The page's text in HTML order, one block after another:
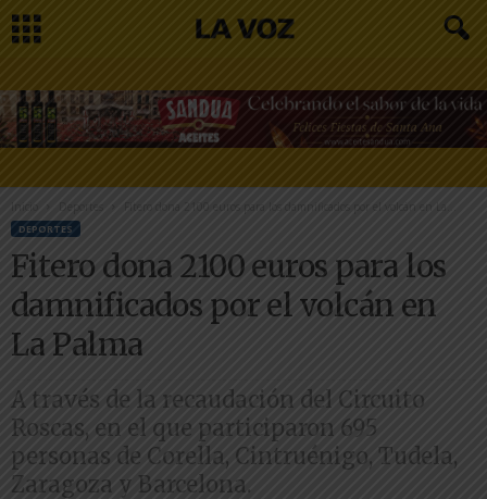
Inicio Fitero dona 2100 euros para los damnificados por el volcán en La...
DEPORTES
Fitero dona 2100 euros para los
damnificados por el volcán en
La Palma
A través de la recaudación del Circuito
Roscas, en el que participaron 695
personas de Corella, Cintruénigo, Tudela,
Zaragoza y Barcelona.